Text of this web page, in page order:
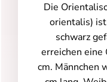
Die
orientalis)
schwarz
erreichen eine
cm. Männchen